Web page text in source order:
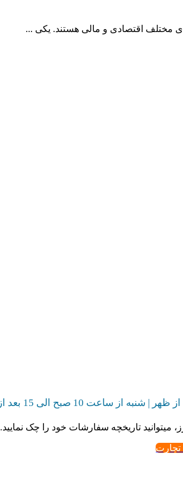
مختلف اقتصادی و مالی هستند. یکی ...
میتوانید تاریخچه سفارشات خود را چک نمایید.
تجارت